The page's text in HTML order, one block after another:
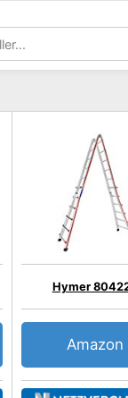
Hymer
Amazon